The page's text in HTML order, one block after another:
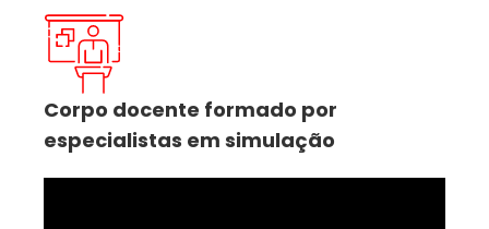
Corpo docente formado por
especialistas em simulação